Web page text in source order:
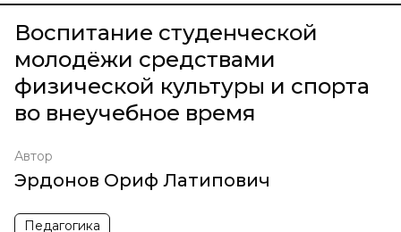
Воспитание студенческой
молодёжи средствами
физической культуры и спорта
во внеучебное время
Автор
Эрдонов Ориф Латипович
Педагогика